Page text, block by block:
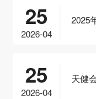
25
2026-04
2025
25
2026-04